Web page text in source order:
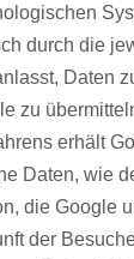
durch die
Daten
zu
erhält
Daten, wie
die Google
der